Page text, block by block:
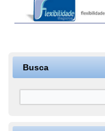
Busca